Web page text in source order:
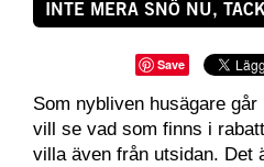
INTE MERA SNÖ NU,
Save
Som nybliven husägare
vill se vad som finns i
villa även från utsidan. Det